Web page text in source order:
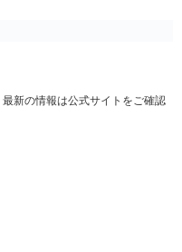
新の情報は公式サイトをご確認